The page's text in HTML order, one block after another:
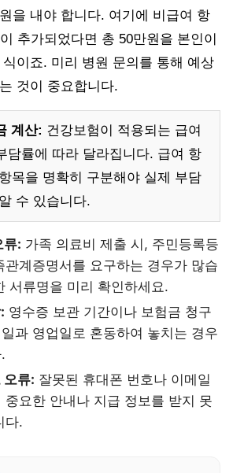
을 내야 합니다. 여기에 비급여 항
추가되었다면 총 50만원을 본인이
이죠. 미리 병원 문의를 통해 예상
것이 중요합니다.
계산: 건강보험이 적용되는 급여
담률에 따라 달라집니다. 급여 항
목을 명확히 구분해야 실제 부담
수 있습니다.
류: 가족 의료비 제출 시, 주민등록등
관계증명서를 요구하는 경우가 많습
서류명을 미리 확인하세요.
영수증 보관 기간이나 보험금 청구
과 영업일로 혼동하여 놓치는 경우
오류: 잘못된 휴대폰 번호나 이메일
중요한 안내나 지급 정보를 받지 못
다.